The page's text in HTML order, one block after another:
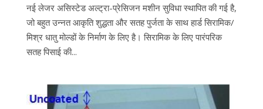
नई लेजर असिस्टेड अल्ट्रा-प्रेसिजन मशीन सुविधा स्थापित की गई है,
जो बहुत उन्नत आकृति शुद्धता और सतह पुर्जता के साथ हार्ड सिरामिक/
मिश्र धातु मोल्डों के निर्माण के लिए है। सिरामिक के लिए पारंपरिक
सतह पिसाई की...